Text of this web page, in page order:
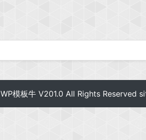
WP模板牛V201.0 All Rights Reserved